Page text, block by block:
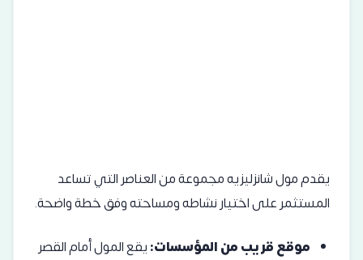
يقدم مول شانزليزيه مجموعة من العناصر التي تساعد
المستثمر على اختيار نشاطه ومساحته وفق خطة واضحة.
موقع قريب من المؤسسات:يقع المول أمام القصر